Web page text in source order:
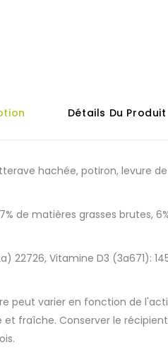
Détails Du Produit
hachée, potiron, levure
de matières grasses brutes,
22726, Vitamine D3 (3a671):
peut varier en fonction de
fraîche. Conserver le